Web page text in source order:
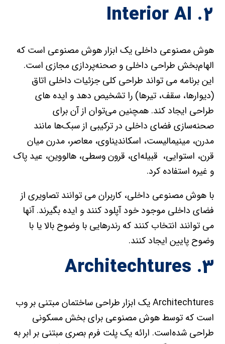
۲. Interior AI
هوش مصنوعی داخلی یک ابزار هوش مصنوعی است که
الهام‌بخش طراحی داخلی و صحنه‌پردازی مجازی است.
این برنامه می تواند طراحی کلی جزئیات داخلی اتاق
(دیوارها، سقف، تیرها) را تشخیص دهد و ایده های
طراحی ایجاد کند. همچنین می‌توان از آن برای
صحنه‌سازی فضای داخلی در ترکیبی از سبک‌ها مانند
مدرن، مینیمالیست، اسکاندیناوی، معاصر، مدرن میان
قرن، استوایی، قبیله‌ای، قرون وسطی، هالووین، عید پاک
و غیره استفاده کرد.
با هوش مصنوعی داخلی، کاربران می توانند تصاویری از
فضای داخلی موجود خود آپلود کنند و ایده بگیرند. آنها
می توانند انتخاب کنند که رندرهایی با وضوح بالا یا با
وضوح پایین ایجاد کنند.
۳. Architechtures
Architechtures یک ابزار طراحی ساختمان مبتنی بر وب
است که توسط هوش مصنوعی برای بخش مسکونی
طراحی شده‌است. ارائه یک پلت فرم بصری مبتنی بر ابر به